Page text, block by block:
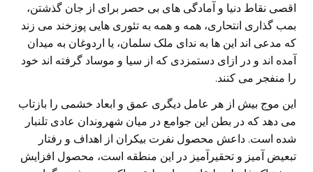
اقصی نقاط دنیا و آمادگی های بی حصر برای از جان گذشتن،
بمب گذاری انتحاری، همه و همه به تئوری هایی پوزخند می زند
که مدعی اند این ها به ندای ملک سلمان، یا اردوغان به میدان
آمده اند و در ازای دستمزدی که از سیا و موساد گرفته اند خود
را منفجر می کنند.
این موج بیش از هر عامل دیگری عمق و ابعاد خشمی را بازتاب
می دهد که در بطن این جوامع در میان شهروندان عادی تلنبار
شده است. داعش محصول نفرت بیکران از اهداف و رفتار
تبعیض آمیز و تحقیرآمیز در این منطقه است، محصول افزایش